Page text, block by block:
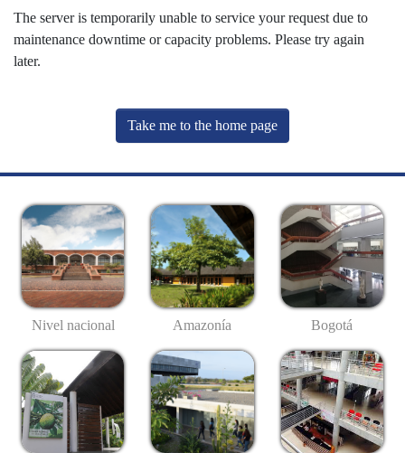
The server is temporarily unable to service your request due to
maintenance downtime or capacity problems. Please try again
later.
Take me to the home page
Nivel nacional Amazonía Bogotá